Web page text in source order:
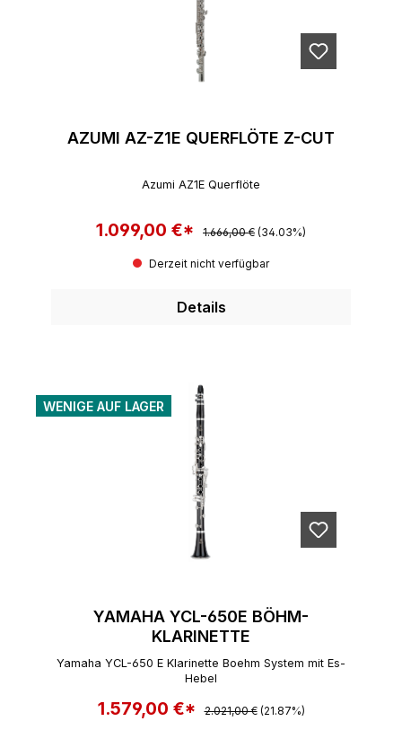
AZUMI AZ-Z1E QUERFLÖTE Z-CUT
Azumi AZ1E Querflöte
Verkaufspreis:
1.099,00 €* Regulärer Preis:
1.666,00 € (34.03%)
Derzeit nicht verfügbar
Details
WENIGE AUF LAGER
YAMAHA YCL-650E BÖHM-
KLARINETTE
Yamaha YCL-650 E Klarinette Boehm System mit Es-
Hebel
Verkaufspreis:
1.579,00 €* Regulärer Preis:
2.021,00 € (21.87%)